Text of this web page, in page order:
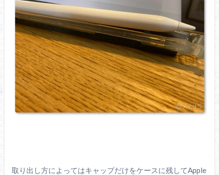
取り出し方によってはキャップだけをケースに残してApple